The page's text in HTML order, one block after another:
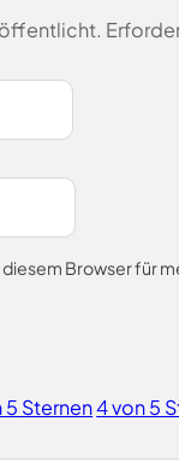
Browser für
5 Sternen4 von 5